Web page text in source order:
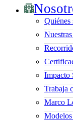
Quiénes
Nuestras
Impacto
Trabaja
Marco
Modelos